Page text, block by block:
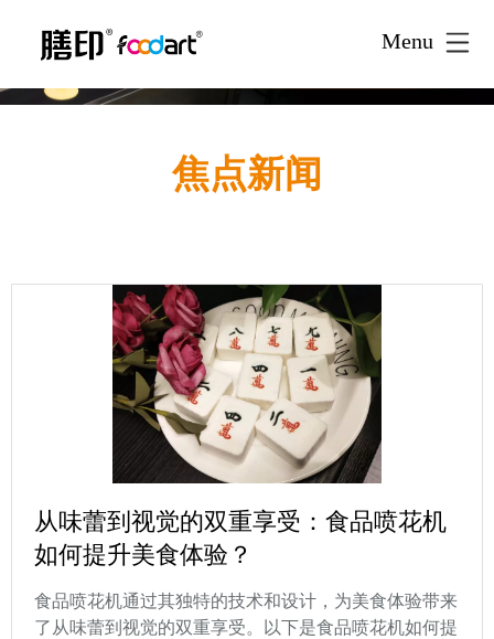
Menu
焦点新闻
从味蕾到视觉的双重享受：食品喷花机
如何提升美食体验？
食品喷花机通过其独特的技术和设计，为美食体验带来
了从味蕾到视觉的双重享受。以下是食品喷花机如何提